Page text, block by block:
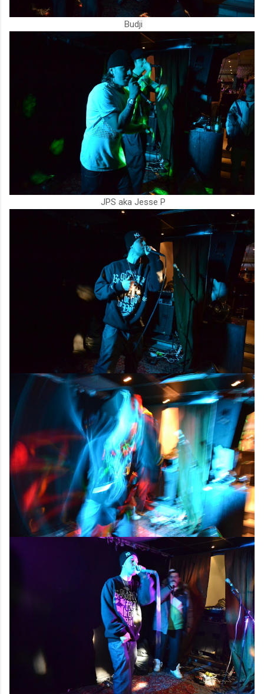
Budji
JPS aka Jesse P